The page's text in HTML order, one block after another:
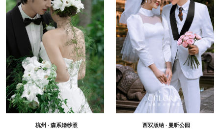
杭州 · 森系婚纱照 西双版纳 · 曼听公园